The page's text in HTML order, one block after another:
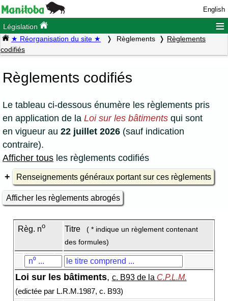
English
Législation ≡
★ Réorganisation du site ★ Règlements
Règlements
codifiés
Règlements codifiés
Le tableau ci-dessous énumère les règlements pris
en application de la Loi sur les bâtiments qui sont
en vigueur au 22 juillet 2026 (sauf indication
contraire).
Afficher tous les règlements codifiés
Renseignements généraux portant sur ces règlements
Afficher les règlements abrogés
Règ. no Titre
( * indique un règlement contenant
des formules)
Loi sur les bâtiments, c. B93 de la C.P.L.M.
(edictée par L.R.M.1987, c. B93)